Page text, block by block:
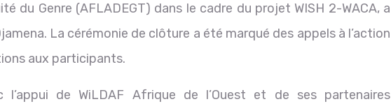
du Genre (AFLADEGT) dans le cadre du projet WISH 2-WACA, a
La cérémonie de clôture a été marqué des appels à l’action
aux participants.
l’appui de WiLDAF Afrique de l’Ouest et de ses partenaires